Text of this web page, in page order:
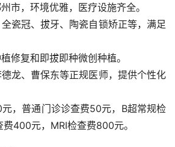
市，环境优雅，医疗设施齐全。
瓷冠、拔牙、陶瓷自锁矫正等，满足
修复和即拔即种微创种植。
龙、曹保东等正规医师，提供个性化
，普通门诊诊查费50元，B超常规检
400元，MRI检查费800元。